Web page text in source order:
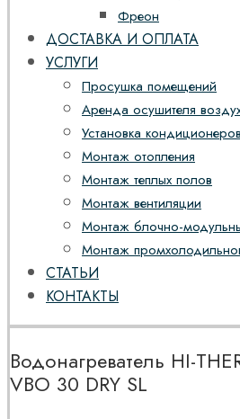
Фреон
ДОСТАВКА И ОПЛАТА
УСЛУГИ
Просушка помещений
Аренда осушителя
Установка кондиционеров
Монтаж отопления
Монтаж теплых полов
Монтаж вентиляции
Монтаж блочно-
Монтаж
СТАТЬИ
КОНТАКТЫ
Водонагреватель HI-
VBO 30 DRY SL